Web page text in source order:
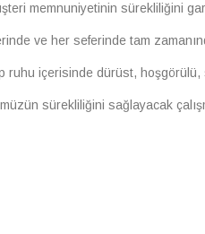
memnuniyetinin sürekliliğini
ve her seferinde tam
içerisinde dürüst, hoşgörülü,
sürekliliğini sağlayacak